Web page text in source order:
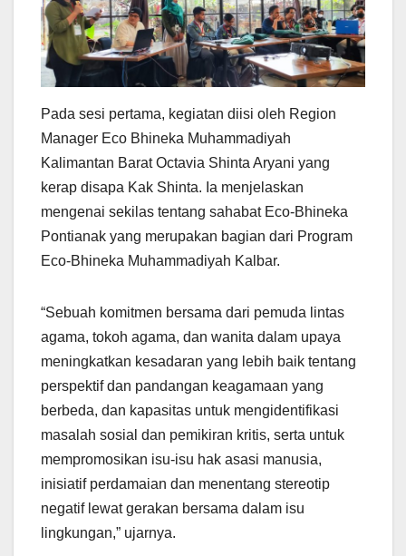
Pada sesi pertama, kegiatan diisi oleh Region
Manager Eco Bhineka Muhammadiyah
Kalimantan Barat Octavia Shinta Aryani yang
kerap disapa Kak Shinta. Ia menjelaskan
mengenai sekilas tentang sahabat Eco-Bhineka
Pontianak yang merupakan bagian dari Program
Eco-Bhineka Muhammadiyah Kalbar.
“Sebuah komitmen bersama dari pemuda lintas
agama, tokoh agama, dan wanita dalam upaya
meningkatkan kesadaran yang lebih baik tentang
perspektif dan pandangan keagamaan yang
berbeda, dan kapasitas untuk mengidentifikasi
masalah sosial dan pemikiran kritis, serta untuk
mempromosikan isu-isu hak asasi manusia,
inisiatif perdamaian dan menentang stereotip
negatif lewat gerakan bersama dalam isu
lingkungan,” ujarnya.